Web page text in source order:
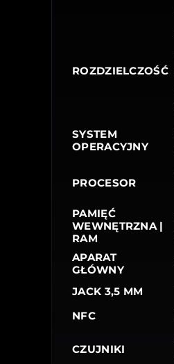
ROZDZIELCZOŚĆ
SYSTEM
OPERACYJNY
PROCESOR
PAMIĘĆ
WEWNĘTRZNA |
RAM
APARAT
GŁÓWNY
JACK 3,5 MM
NFC
CZUJNIKI